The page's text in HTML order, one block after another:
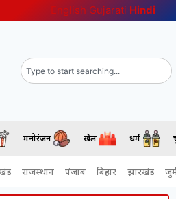
English Gujarati Hindi
मनोरंजन खेल धर्म
राजस्थान पंजाब बिहार झारखंड